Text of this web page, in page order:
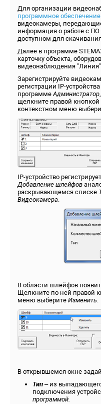
Для организации
программное
видеокамеры,
информация о работе с ПО
доступном для
Далее в программе
карточку объекта,
видеонаблюдения
Зарегистрируйте
регистрации IP-
программеАдминистратор
щелкните правой
контекстном меню
IP-устройство
Добавление шлейфов
раскрывающемся списке
Видеокамера
В области шлейфов
Щелкните по ней правой
меню выберите Изменить
В открывшемся окне
Тип – из
подключения
программой.